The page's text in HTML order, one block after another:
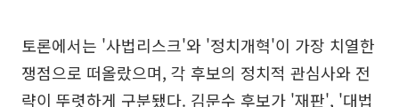
토론에서는 '사법리스크'와 '정치개혁'이 가장 치열한
쟁점으로 떠올랐으며, 각 후보의 정치적 관심사와 전
략이 뚜렷하게 구분됐다. 김문수 후보가 '재판', '대법